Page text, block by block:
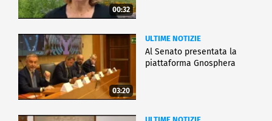
00:32
03:20
ULTIME NOTIZIE
Al Senato presentata la
piattaforma Gnosphera